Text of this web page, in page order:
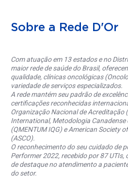
Sobre a Rede D'Or
Com atuação em 13 estados e no
maior rede de saúde do Brasil,
qualidade, clínicas oncológicas
variedade de serviços especializados.
A rede mantém seu padrão de
certificações reconhecidas
Organização Nacional de Acreditação
International, Metodologia
(QMENTUM IQG) e American Society
(ASCO).
O reconhecimento do seu cuidado de
Performer 2022, recebido por 87 UTIs,
de destaque no atendimento a
do setor.